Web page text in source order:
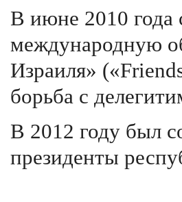
В июне 2010 года
международную
Израиля»
борьба с
В 2012 году был
президенты